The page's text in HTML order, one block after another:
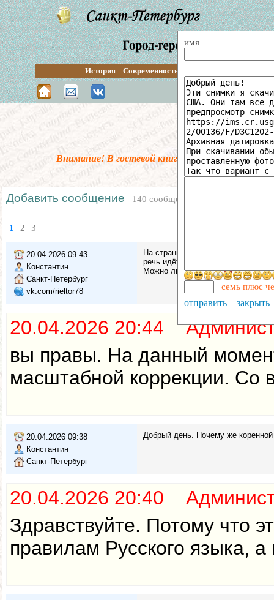
История Современность
Поиск по
Внимание! В гостевой книге введена
имя
семь плюс
отправить закрыть
Добавить сообщение 140 сообщений
1 2 3
20.04.2026 09:43
Константин
Санкт-Петербург
vk.com/rieltor78
На странице Купчинская
речь идёт о сериях домов)
Можно ли это кака-то подправить?
20.04.2026 20:44
вы правы. На данный
масштабной коррекции. Со
20.04.2026 09:38
Константин
Санкт-Петербург
Добрый день. Почему же коренной
20.04.2026 20:40
Здравствуйте. Потому что
правилам Русского языка,